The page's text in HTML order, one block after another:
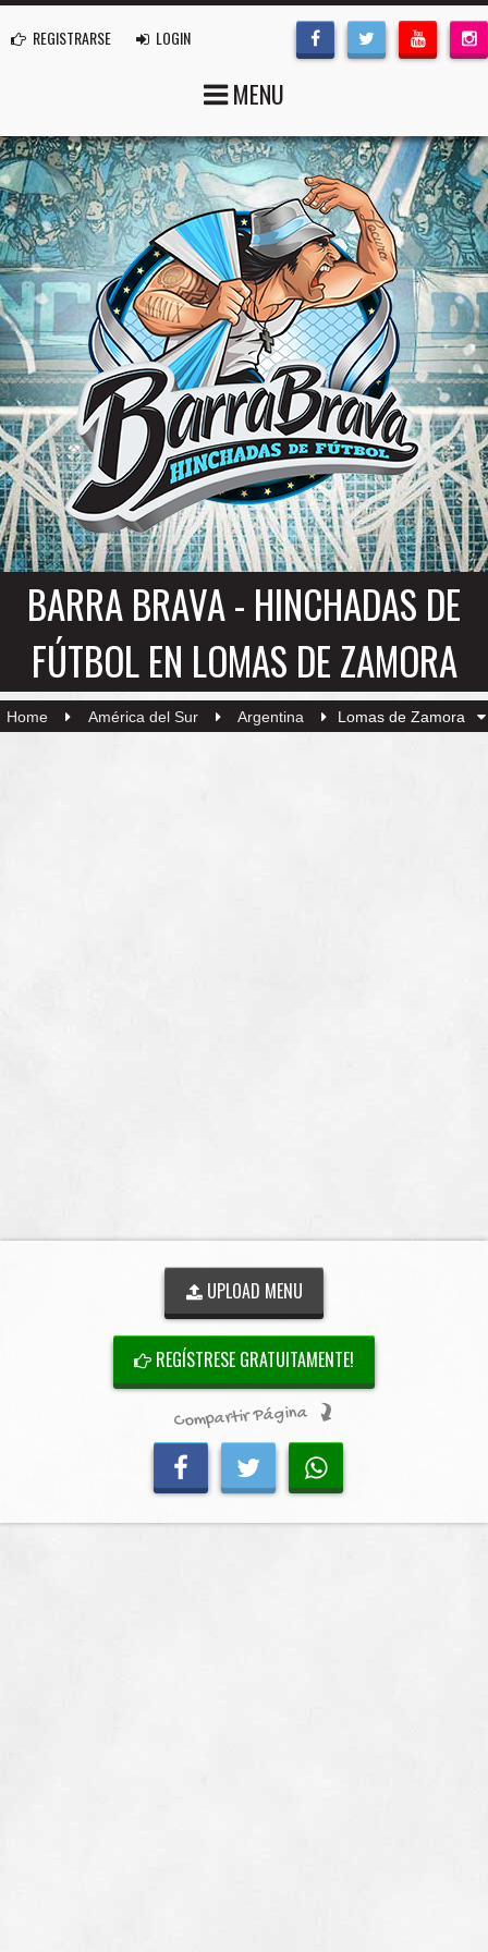
REGISTRARSE LOGIN
MENU
BARRA BRAVA - HINCHADAS DE
FÚTBOL EN LOMAS DE ZAMORA
Home América del Sur Argentina Lomas de Zamora
UPLOAD MENU
REGÍSTRESE GRATUITAMENTE!
Compartir Página